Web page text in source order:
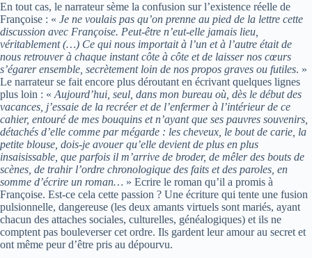
En tout cas, le narrateur sème la confusion sur l’existence réelle de
Françoise : « Je ne voulais pas qu’on prenne au pied de la lettre cette
discussion avec Françoise. Peut-être n’eut-elle jamais lieu,
véritablement (…) Ce qui nous importait à l’un et à l’autre était de
nous retrouver à chaque instant côte à côte et de laisser nos cœurs
s’égarer ensemble, secrètement loin de nos propos graves ou futiles. »
Le narrateur se fait encore plus déroutant en écrivant quelques lignes
plus loin : « Aujourd’hui, seul, dans mon bureau où, dès le début des
vacances, j’essaie de la recréer et de l’enfermer à l’intérieur de ce
cahier, entouré de mes bouquins et n’ayant que ses pauvres souvenirs,
détachés d’elle comme par mégarde : les cheveux, le bout de carie, la
petite blouse, dois-je avouer qu’elle devient de plus en plus
insaisissable, que parfois il m’arrive de broder, de mêler des bouts de
scènes, de trahir l’ordre chronologique des faits et des paroles, en
somme d’écrire un roman… » Ecrire le roman qu’il a promis à
Françoise. Est-ce cela cette passion ? Une écriture qui tente une fusion
pulsionnelle, dangereuse (les deux amants virtuels sont mariés, ayant
chacun des attaches sociales, culturelles, généalogiques) et ils ne
comptent pas bouleverser cet ordre. Ils gardent leur amour au secret et
ont même peur d’être pris au dépourvu.